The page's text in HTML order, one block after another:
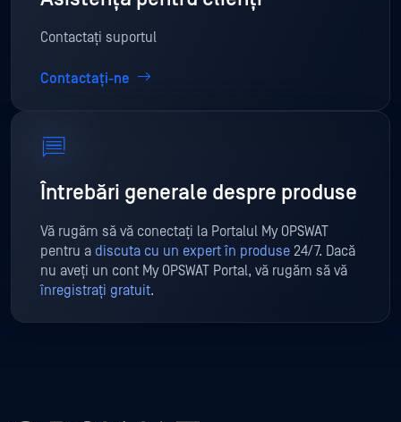
Contactați suportul
Contactați-ne
Întrebări generale despre produse
Vă rugăm să vă conectați la Portalul My OPSWAT
pentru a discuta cu un expert în produse 24/7. Dacă
nu aveți un cont My OPSWAT Portal, vă rugăm să vă
înregistrați gratuit.